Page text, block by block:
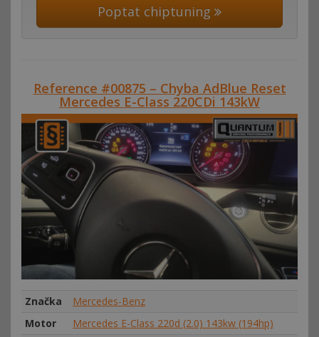
Poptat chiptuning
Reference #00875 – Chyba AdBlue Reset
Mercedes E-Class 220CDi 143kW
Značka
Mercedes-Benz
Motor
Mercedes E-Class 220d (2.0) 143kw (194hp)